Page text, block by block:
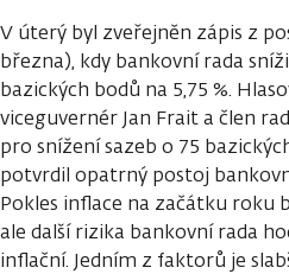
V úterý byl zveřejněn zápis z
března), kdy bankovní rada
bazických bodů na 5,75 %.
viceguvernér Jan Frait a člen
pro snížení sazeb o 75
potvrdil opatrný postoj
Pokles inflace na začátku roku
ale další rizika bankovní rada
inflační. Jedním z faktorů je